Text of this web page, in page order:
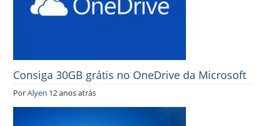
Consiga 30GB grátis no OneDrive da Microsoft
PorAlyen 12 anos atrás